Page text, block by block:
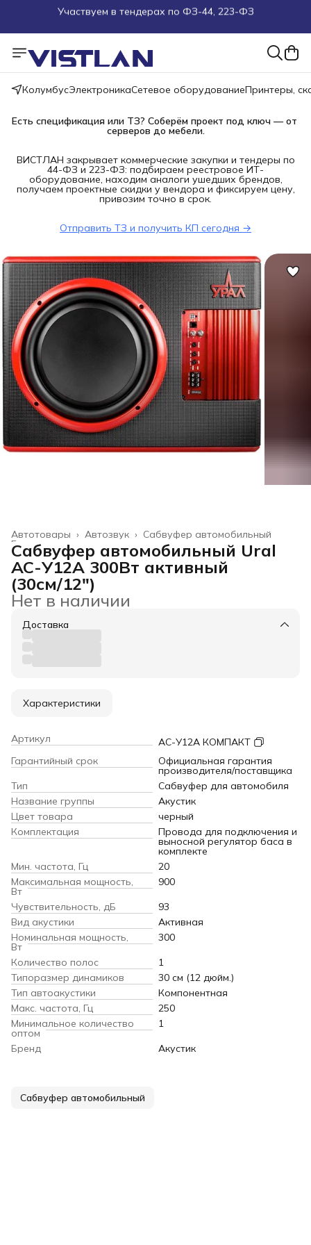
Пуско-наладочные работы
Пришлите запрос на e-mail или в чат
Более 100 000 позиций в наличии и под заказ
КолумбусЭлектроникаСетевое оборудованиеПринтеры,
Есть спецификация или ТЗ? Соберём проект под ключ — от
серверов до мебели.
ВИСТЛАН закрывает коммерческие закупки и тендеры по
44-ФЗ и 223-ФЗ: подбираем реестровое ИТ-
оборудование, находим аналоги ушедших брендов,
получаем проектные скидки у вендора и фиксируем цену,
привозим точно в срок.
Отправить ТЗ и получить КП сегодня →
Сабвуфер автомобильный
Автозвук ›
Автотовары ›
Главная
Сабвуфер автомобильный Ural
АС-У12А 300Вт активный
(30см/12")
Нет в наличии
Доставка
Характеристики
Артикул
АС-У12А КОМПАКТ
Гарантийный срок
Официальная гарантия
производителя/поставщика
Тип
Сабвуфер для автомобиля
Название группы
Акустик
Цвет товара
черный
Комплектация
Провода для подключения и
выносной регулятор баса в
комплекте
Мин. частота, Гц
20
Максимальная мощность,
Вт
900
Чувствительность, дБ
93
Вид акустики
Активная
Номинальная мощность,
Вт
300
Количество полос
1
Типоразмер динамиков
30 см (12 дюйм.)
Тип автоакустики
Компонентная
Макс. частота, Гц
250
Минимальное количество
оптом
1
Бренд
Акустик
Сабвуфер автомобильный